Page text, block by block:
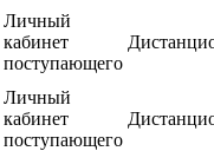
Личный
кабинет
поступающего
Личный
кабинет
поступающего